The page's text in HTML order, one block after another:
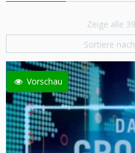
Zeige alle
Sortiere
Vorschau